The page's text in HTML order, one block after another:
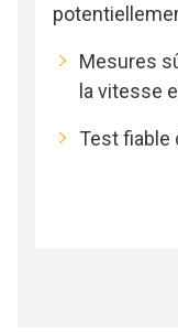
Mesures
la vitesse
Test fiable